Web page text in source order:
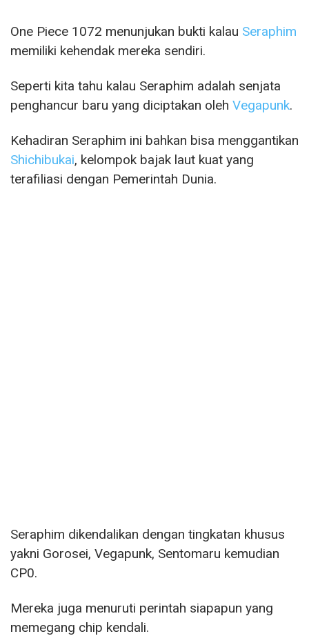
One Piece 1072 menunjukan bukti kalau Seraphim
memiliki kehendak mereka sendiri.
Seperti kita tahu kalau Seraphim adalah senjata
penghancur baru yang diciptakan oleh Vegapunk.
Kehadiran Seraphim ini bahkan bisa menggantikan
Shichibukai, kelompok bajak laut kuat yang
terafiliasi dengan Pemerintah Dunia.
Seraphim dikendalikan dengan tingkatan khusus
yakni Gorosei, Vegapunk, Sentomaru kemudian
CP0.
Mereka juga menuruti perintah siapapun yang
memegang chip kendali.